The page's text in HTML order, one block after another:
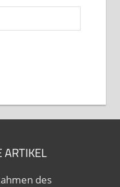
ARTIKEL
des